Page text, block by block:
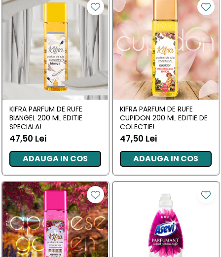
KIFRA PARFUM DE RUFE
BIANGEL 200 ML EDITIE
SPECIALA!
47,50 Lei
ADAUGA IN COS
KIFRA PARFUM DE RUFE
CUPIDON 200 ML EDITIE DE
COLECTIE!
47,50 Lei
ADAUGA IN COS